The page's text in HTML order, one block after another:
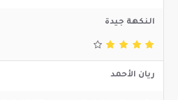
النكهة جيدة
ريان الأحمد